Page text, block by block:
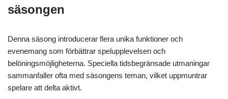
säsongen
Denna säsong introducerar flera unika funktioner och
evenemang som förbättrar spelupplevelsen och
belöningsmöjligheterna. Speciella tidsbegränsade utmaningar
sammanfaller ofta med säsongens teman, vilket uppmuntrar
spelare att delta aktivt.